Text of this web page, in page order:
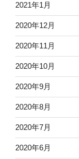
2021年1月
2020年12月
2020年11月
2020年10月
2020年9月
2020年8月
2020年7月
2020年6月